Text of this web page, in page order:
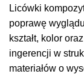
Licówki
poprawę
kształt, kolor
ingerencji w
materiałów o